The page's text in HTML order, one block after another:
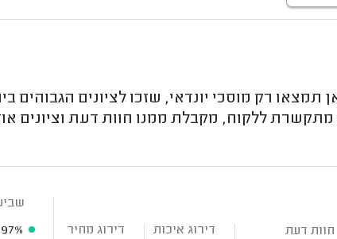
תמצאו רק מוסכי יונדאי, שזכו לציונים הגבוהים
מתקשרת ללקוח, מקבלת ממנו חוות דעת וציונים
חוות דעת דירוג איכות דירוג מחיר
97%